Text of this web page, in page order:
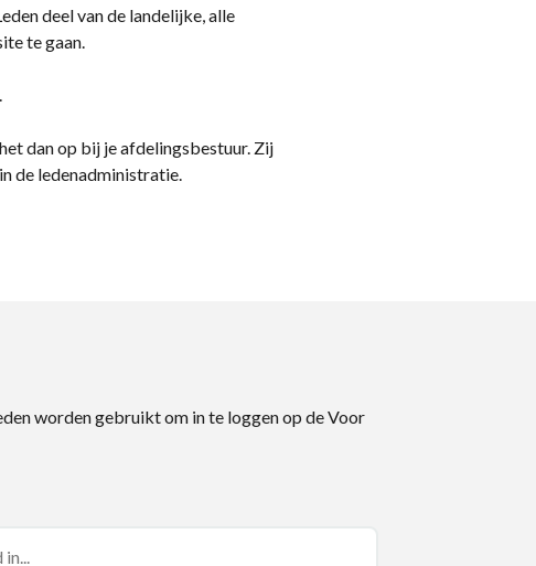
deel van de landelijke, alle
te gaan.
dan op bij je afdelingsbestuur. Zij
de ledenadministratie.
worden gebruikt om in te loggen op de Voor